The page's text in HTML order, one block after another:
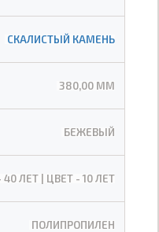
СКАЛИСТЫЙ КАМЕНЬ
380,00 ММ
БЕЖЕВЫЙ
ЛЕТ | ЦВЕТ - 10 ЛЕТ
ПОЛИПРОПИЛЕН